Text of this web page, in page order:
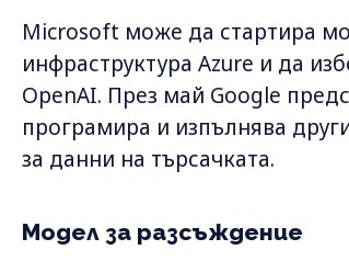
Microsoft може да стартира
инфраструктура Azure и да
OpenAI. През май Google
програмира и изпълнява
за данни на търсачката.
Модел за разсъждение